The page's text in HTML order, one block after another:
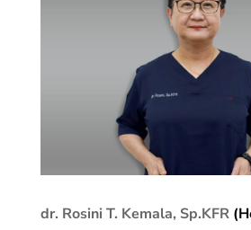
dr. Rosini T. Kemala, Sp.KFR